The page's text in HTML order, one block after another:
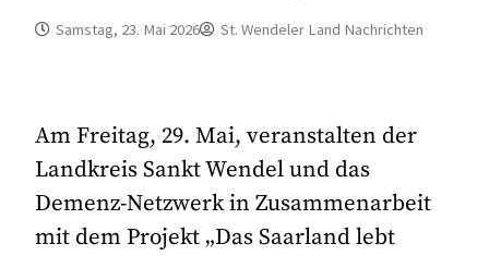
Samstag, 23. Mai 2026 St. Wendeler Land Nachrichten
Am Freitag, 29. Mai, veranstalten der
Landkreis Sankt Wendel und das
Demenz-Netzwerk in Zusammenarbeit
mit dem Projekt „Das Saarland lebt